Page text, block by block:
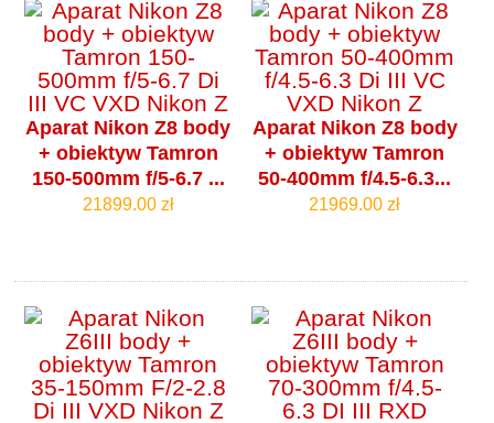
Aparat Nikon Z8 body
+ obiektyw Tamron
150-500mm f/5-6.7 ...
21899.00 zł
Aparat Nikon Z8 body
+ obiektyw Tamron
50-400mm f/4.5-6.3...
21969.00 zł